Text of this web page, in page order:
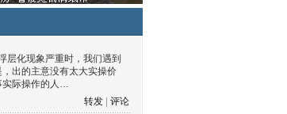
层化现象严重时，我们遇到
，出的主意没有太大实操价
实际操作的人…
转发
评论